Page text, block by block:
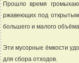
Прошло время
ржавеющих под
большего и малого
Эти мусорные ёмкости
для сбора отходов.